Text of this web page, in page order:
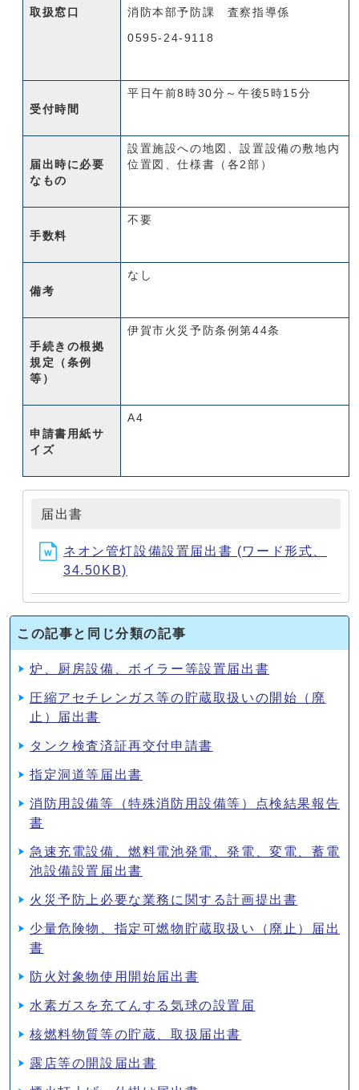
取扱窓口 消防本部予防課 査察指導係
0595-24-9118
受付時間
平日午前8時30分～午後5時15分
届出時に必要
なもの
設置施設への地図、設置設備の敷地内
位置図、仕様書（各2部）
手数料
不要
備考
なし
手続きの根拠
規定（条例
等）
伊賀市火災予防条例第44条
申請書用紙サ
イズ
A4
届出書
ネオン管灯設備設置届出書 (ワード形式、
34.50KB)
この記事と同じ分類の記事
炉、厨房設備、ボイラー等設置届出書
圧縮アセチレンガス等の貯蔵取扱いの開始（廃
止）届出書
タンク検査済証再交付申請書
指定洞道等届出書
消防用設備等（特殊消防用設備等）点検結果報告
書
急速充電設備、燃料電池発電、発電、変電、蓄電
池設備設置届出書
火災予防上必要な業務に関する計画提出書
少量危険物、指定可燃物貯蔵取扱い（廃止）届出
書
防火対象物使用開始届出書
水素ガスを充てんする気球の設置届
核燃料物質等の貯蔵、取扱届出書
露店等の開設届出書